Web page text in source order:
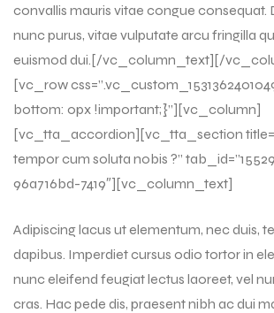
convallis mauris vitae congue consequat.
nunc purus, vitae vulputate arcu fringilla
euismod dui.[/vc_column_text][/
[vc_row
bottom: 0px !important;}”][vc_column]
[vc_tta_accordion][vc_tta_section
tempor cum soluta nobis ?”
96a716bd-7419″][vc_column_text]
Adipiscing lacus ut elementum, nec duis,
dapibus. Imperdiet cursus odio tortor in
nunc eleifend feugiat lectus laoreet, vel
cras. Hac pede dis, praesent nibh ac dui